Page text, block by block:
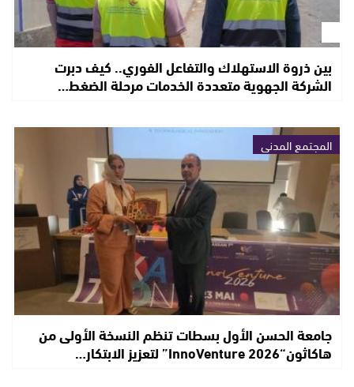
بين ذروة الاستهلاك والتفاعل الفوري.. كيف دبرت
الشركة الجهوية متعددة الخدمات مرحلة الضغط…
المجتمع المدني
جامعة الحسن الأول بسطات تنظم النسخة الأولى من
هاكاثون“InnoVenture 2026” لتعزيز الابتكار…